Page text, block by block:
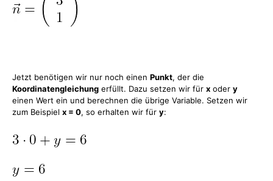
Jetzt benötigen wir nur noch einen Punkt, der die
Koordinatengleichung erfüllt. Dazu setzen wir für x oder y
einen Wert ein und berechnen die übrige Variable. Setzen wir
zum Beispiel x = 0, so erhalten wir für y: